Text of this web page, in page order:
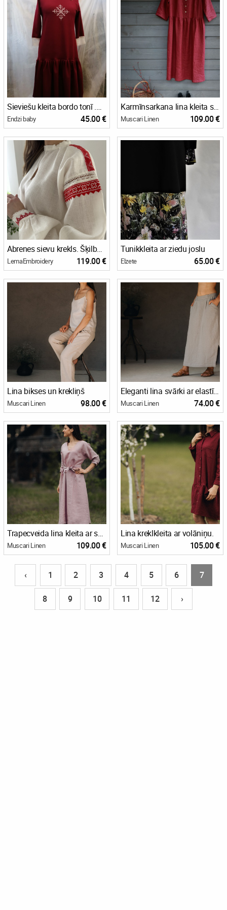
Sieviešu kleita bordo tonī .Staru saule. L izm.
Endzi baby 45.00 €
Karmīnsarkana lina kleita svētkiem
Muscari Linen 109.00 €
Abrenes sievu krekls. Šķilbēnu krekls. Ziemeļlatgales sievu lina krekls.
LemaEmbroidery 119.00 €
Tunikkleita ar ziedu joslu
Elzete 65.00 €
Lina bikses un krekliņš
Muscari Linen 98.00 €
Eleganti lina svārki ar elastīgu jostas vietu.
Muscari Linen 74.00 €
Trapecveida lina kleita ar skaistu V veida kakla izgriezumu
Muscari Linen 109.00 €
Lina kreklkleita ar volāniņu.
Muscari Linen 105.00 €
‹ 1 2 3 4 5 6 7
8 9 10 11 12 ›